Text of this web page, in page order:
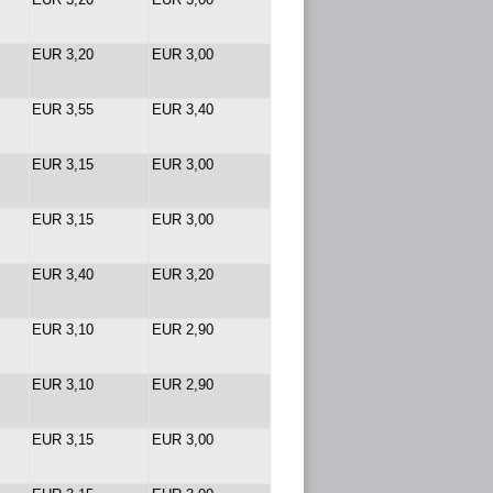
EUR 3,20 EUR 3,00
EUR 3,55 EUR 3,40
EUR 3,15 EUR 3,00
EUR 3,15 EUR 3,00
EUR 3,40 EUR 3,20
EUR 3,10 EUR 2,90
EUR 3,10 EUR 2,90
EUR 3,15 EUR 3,00